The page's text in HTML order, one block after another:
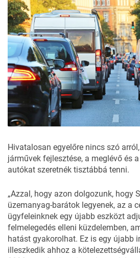
Hivatalosan egyelőre nincs szó
járművek fejlesztése, a meglévő és
autókat szeretnék tisztábbá tenni.
„Azzal, hogy azon dolgozunk, hogy
üzemanyag-barátok legyenek, az a
ügyfeleinknek egy újabb eszközt
felmelegedés elleni küzdelemben,
hatást gyakorolhat. Ez is egy újabb
illeszkedik ahhoz a